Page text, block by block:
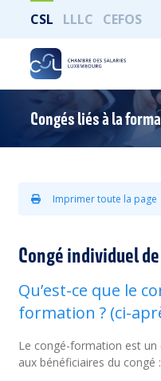
CSL LLLC CEFOS
Congés liés à la
Imprimer toute la page
Congé individuel
Qu’est-ce que le
formation ? (ci-
Le congé-formation est
aux bénéficiaires du congé :